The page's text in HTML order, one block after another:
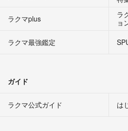
ラクマplus
ラ
ョ
ラクマ最強鑑定
ガイド
ラクマ公式ガイド は